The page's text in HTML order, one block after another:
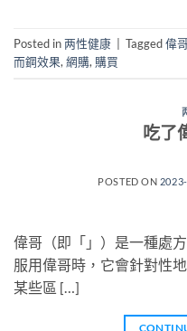
Posted in两性健康 Tagged偉
而鋼效果,網購, 購買
吃了
POSTED ON
偉哥（即「」）是一種處
服用偉哥時，它會針對性
某些區 […]